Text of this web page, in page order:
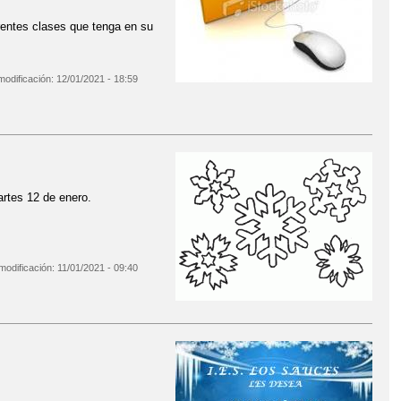
clases que tenga en su
12/01/2021 - 18:59
12 de enero.
11/01/2021 - 09:40